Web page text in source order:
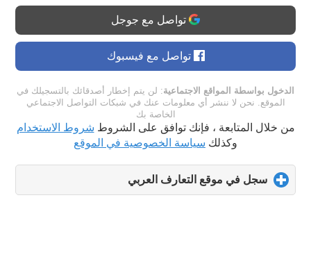
تواصل مع جوجل
تواصل مع فيسبوك
الدخول بواسطة المواقع الاجتماعية: لن يتم إخطار أصدقائك بالتسجيلك في
الموقع. نحن لا ننشر أي معلومات عنك في شبكات التواصل الاجتماعي
الخاصة بك
من خلال المتابعة ، فإنك توافق على الشروط شروط الاستخدام
وكذلك سياسة الخصوصية في الموقع
سجل في موقع التعارف العربي
to